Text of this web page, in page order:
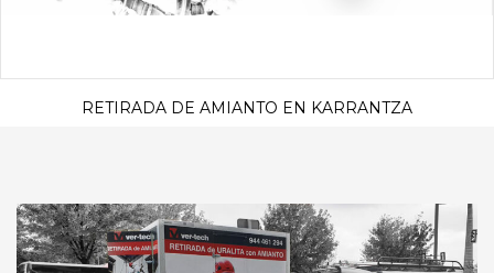
RETIRADA DE AMIANTO EN KARRANTZA